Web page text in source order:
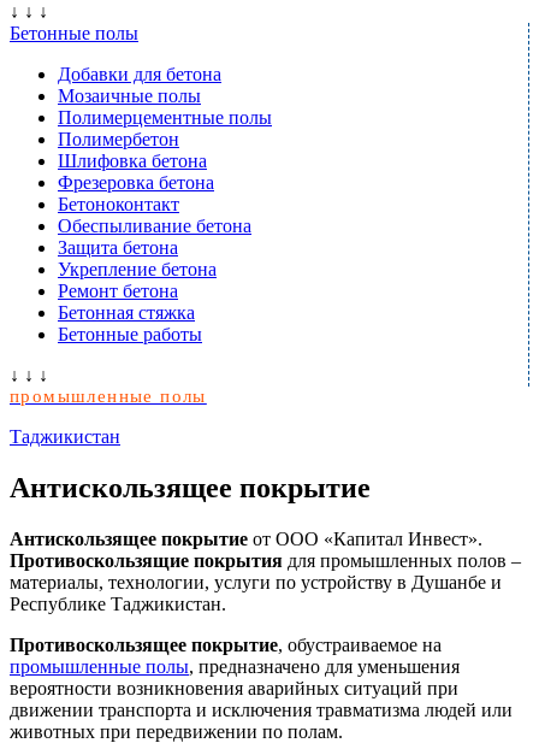
↓ ↓ ↓
Бетонные полы
Добавки для бетона
Мозаичные полы
Полимерцементные полы
Полимербетон
Шлифовка бетона
Фрезеровка бетона
Бетоноконтакт
Обеспыливание бетона
Защита бетона
Укрепление бетона
Ремонт бетона
Бетонная стяжка
Бетонные работы
↓ ↓ ↓
промышленные полы
Таджикистан
Антискользящее покрытие
Антискользящее покрытие от ООО «Капитал Инвест».
Противоскользящие покрытия для промышленных полов –
материалы, технологии, услуги по устройству в Душанбе и
Республике Таджикистан.
Противоскользящее покрытие, обустраиваемое на
промышленные полы, предназначено для уменьшения
вероятности возникновения аварийных ситуаций при
движении транспорта и исключения травматизма людей или
животных при передвижении по полам.